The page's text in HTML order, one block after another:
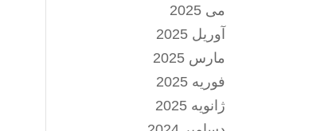
می 2025
آوریل 2025
مارس 2025
فوریه 2025
ژانویه 2025